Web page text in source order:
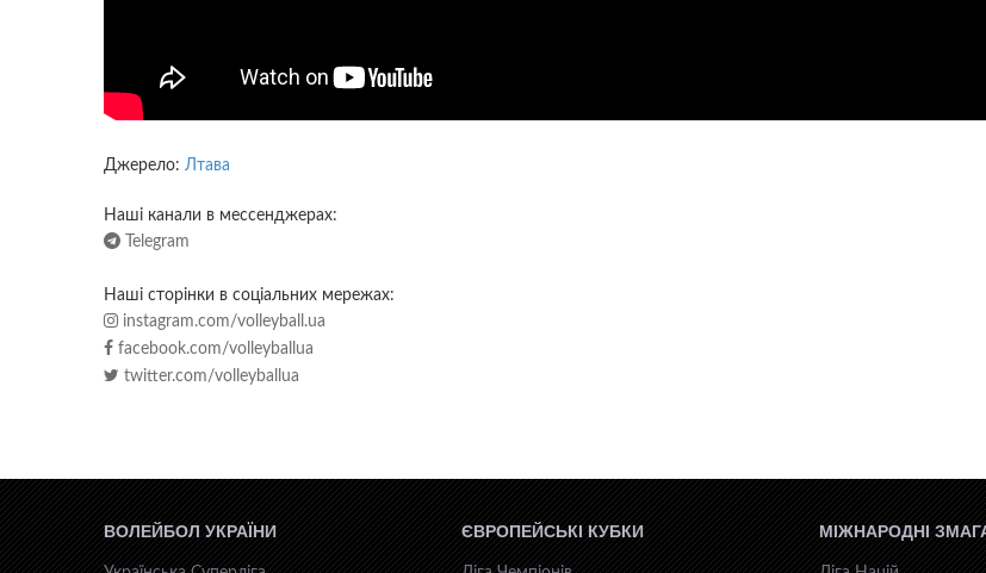
Джерело: Лтава
Наші канали в мессенджерах:
Telegram
Наші сторінки в соціальних мережах:
instagram.com/volleyball.ua
facebook.com/volleyballua
twitter.com/volleyballua
ВОЛЕЙБОЛ УКРАЇНИ ЄВРОПЕЙСЬКІ КУБКИ МІЖНАРОДНІ